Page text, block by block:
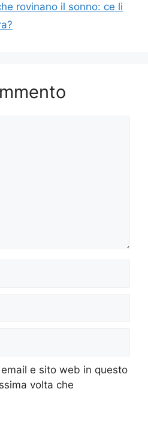
rovinano il sonno: ce li
e sito web in questo
volta che